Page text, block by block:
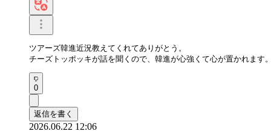
ツアーズ韓進近況教えてくれてありがとう。
チーズトッポッキが話を聞くので、韓進が心強くて心が置かれます
0
返信を書く
2026.06.22 12:06